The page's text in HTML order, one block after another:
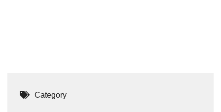
Category